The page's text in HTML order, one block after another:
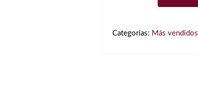
Parcelas
Categorías: Más vendidos